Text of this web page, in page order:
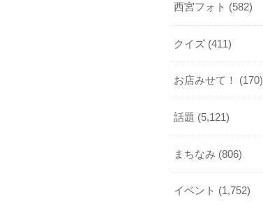
西宮フォト (582)
クイズ (411)
お店みせて！ (170)
話題 (5,121)
まちなみ (806)
イベント (1,752)